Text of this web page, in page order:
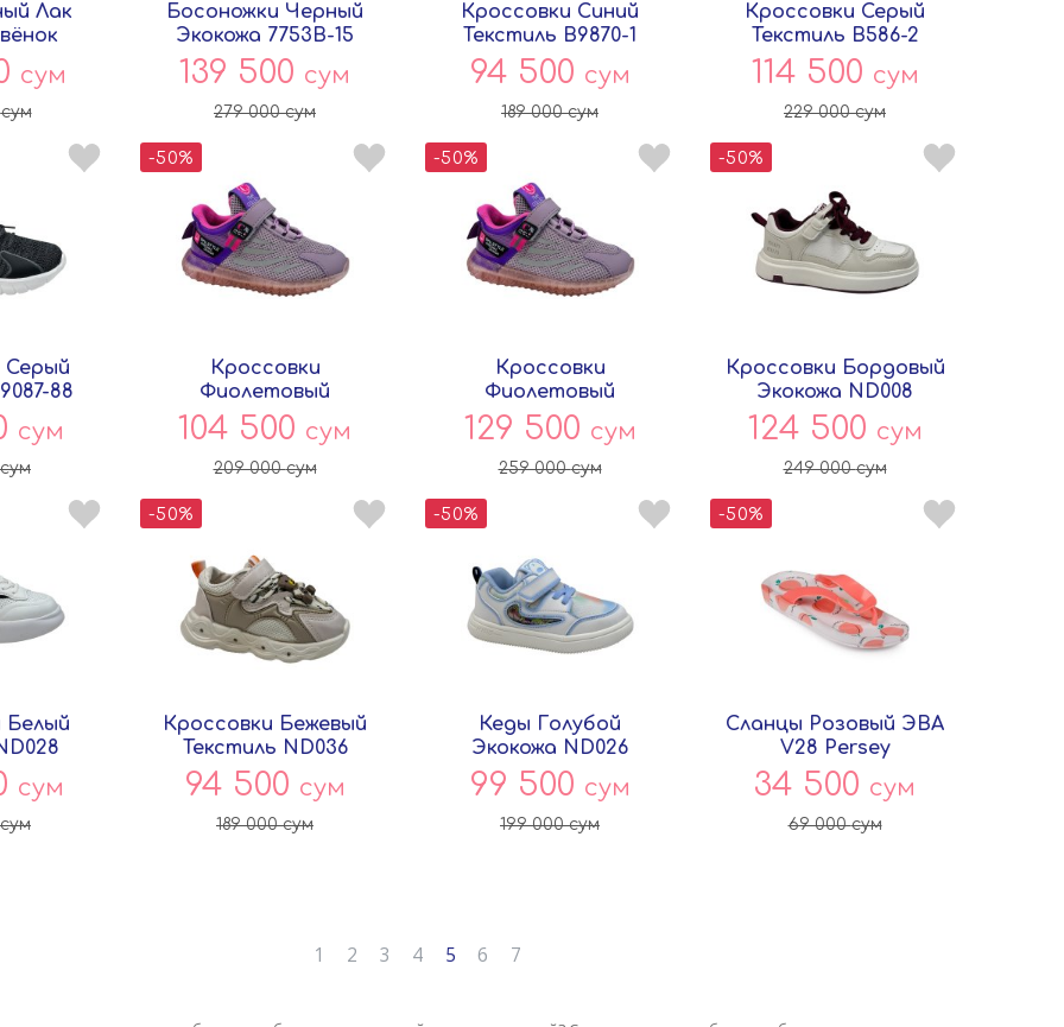
Лак
сум
сум
Босоножки Черный
Экокожа 7753B-15
Совёнок
139 500 сум
279 000сум
Кроссовки Синий
Текстиль B9870-1
Совёнок
94 500 сум
189 000сум
Кроссовки Серый
Текстиль B586-2
Совёнок
114 500 сум
229 000сум
Серый
88
сум
сум
-50%
Кроссовки
Фиолетовый
Текстиль C586-3
Совёнок
104 500 сум
209 000сум
-50%
Кроссовки
Фиолетовый
Текстиль A586-3
Совёнок
129 500 сум
259 000сум
-50%
Кроссовки Бордовый
Экокожа ND008
Китай
124 500 сум
249 000сум
Белый
сум
сум
-50%
Кроссовки Бежевый
Текстиль ND036
Китай
94 500 сум
189 000сум
-50%
Кеды Голубой
Экокожа ND026
Китай
99 500 сум
199 000сум
-50%
Сланцы Розовый ЭВА
V28 Persey
34 500 сум
69 000сум
1 2 3 4 5 6 7